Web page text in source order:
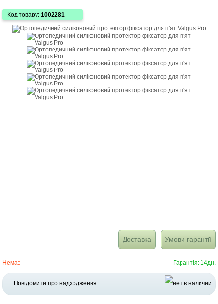
Код товару: 1002281
Доставка Умови гарантії
Немає Гарантія: 14дн.
Повідомити про надходження